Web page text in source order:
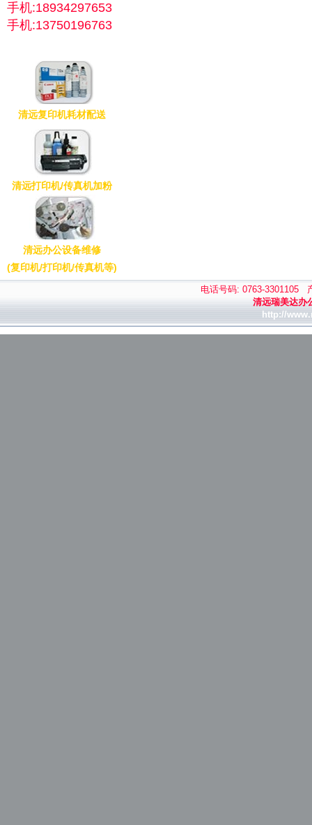
手机:18934297653
手机:13750196763
清远复印机耗材配送
清远打印机/传真机加粉
清远办公设备维修
(复印机/打印机/传真机等)
电话号码: 0763-3301105
清远瑞美达办
http://